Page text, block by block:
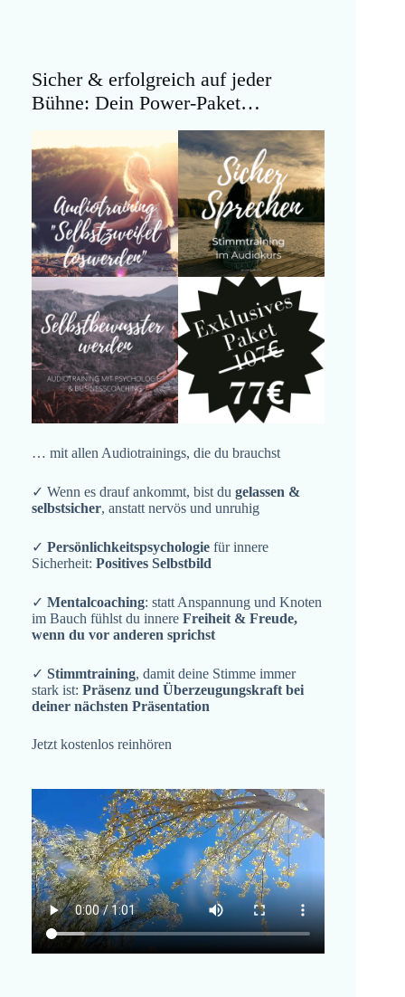
Sicher & erfolgreich auf jeder
Bühne: Dein Power-Paket…
… mit allen Audiotrainings, die du brauchst
✓ Wenn es drauf ankommt, bist du gelassen &
selbstsicher, anstatt nervös und unruhig
✓ Persönlichkeitspsychologie für innere
Sicherheit: Positives Selbstbild
✓ Mentalcoaching: statt Anspannung und Knoten
im Bauch fühlst du innere Freiheit & Freude,
wenn du vor anderen sprichst
✓ Stimmtraining, damit deine Stimme immer
stark ist: Präsenz und Überzeugungskraft bei
deiner nächsten Präsentation
Jetzt kostenlos reinhören